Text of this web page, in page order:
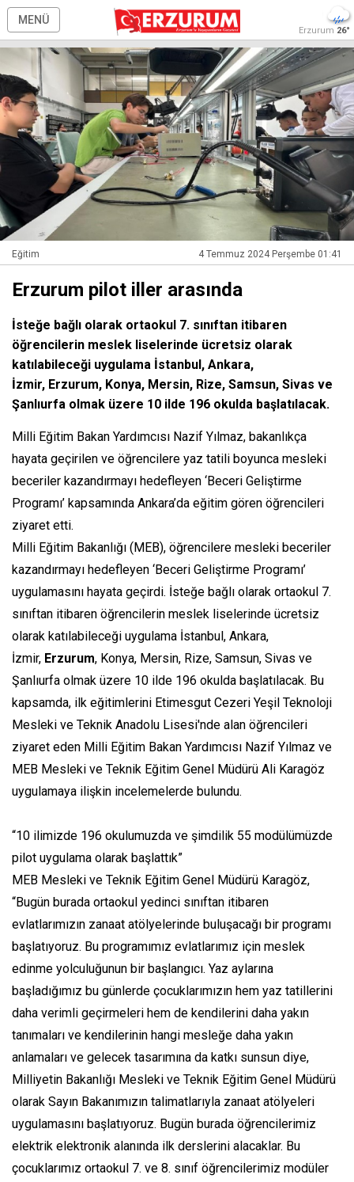
MENÜ
Erzurum 26°
Eğitim 4 Temmuz 2024 Perşembe 01:41
Erzurum pilot iller arasında
İsteğe bağlı olarak ortaokul 7. sınıftan itibaren
öğrencilerin meslek liselerinde ücretsiz olarak
katılabileceği uygulama İstanbul, Ankara,
İzmir, Erzurum, Konya, Mersin, Rize, Samsun, Sivas ve
Şanlıurfa olmak üzere 10 ilde 196 okulda başlatılacak.
Milli Eğitim Bakan Yardımcısı Nazif Yılmaz, bakanlıkça
hayata geçirilen ve öğrencilere yaz tatili boyunca mesleki
beceriler kazandırmayı hedefleyen ‘Beceri Geliştirme
Programı’ kapsamında Ankara’da eğitim gören öğrencileri
ziyaret etti.
Milli Eğitim Bakanlığı (MEB), öğrencilere mesleki beceriler
kazandırmayı hedefleyen ‘Beceri Geliştirme Programı’
uygulamasını hayata geçirdi. İsteğe bağlı olarak ortaokul 7.
sınıftan itibaren öğrencilerin meslek liselerinde ücretsiz
olarak katılabileceği uygulama İstanbul, Ankara,
İzmir, Erzurum, Konya, Mersin, Rize, Samsun, Sivas ve
Şanlıurfa olmak üzere 10 ilde 196 okulda başlatılacak. Bu
kapsamda, ilk eğitimlerini Etimesgut Cezeri Yeşil Teknoloji
Mesleki ve Teknik Anadolu Lisesi'nde alan öğrencileri
ziyaret eden Milli Eğitim Bakan Yardımcısı Nazif Yılmaz ve
MEB Mesleki ve Teknik Eğitim Genel Müdürü Ali Karagöz
uygulamaya ilişkin incelemelerde bulundu.
“10 ilimizde 196 okulumuzda ve şimdilik 55 modülümüzde
pilot uygulama olarak başlattık”
MEB Mesleki ve Teknik Eğitim Genel Müdürü Karagöz,
“Bugün burada ortaokul yedinci sınıftan itibaren
evlatlarımızın zanaat atölyelerinde buluşacağı bir programı
başlatıyoruz. Bu programımız evlatlarımız için meslek
edinme yolculuğunun bir başlangıcı. Yaz aylarına
başladığımız bu günlerde çocuklarımızın hem yaz tatillerini
daha verimli geçirmeleri hem de kendilerini daha yakın
tanımaları ve kendilerinin hangi mesleğe daha yakın
anlamaları ve gelecek tasarımına da katkı sunsun diye,
Milliyetin Bakanlığı Mesleki ve Teknik Eğitim Genel Müdürü
olarak Sayın Bakanımızın talimatlarıyla zanaat atölyeleri
uygulamasını başlatıyoruz. Bugün burada öğrencilerimiz
elektrik elektronik alanında ilk derslerini alacaklar. Bu
çocuklarımız ortaokul 7. ve 8. sınıf öğrencilerimiz modüler